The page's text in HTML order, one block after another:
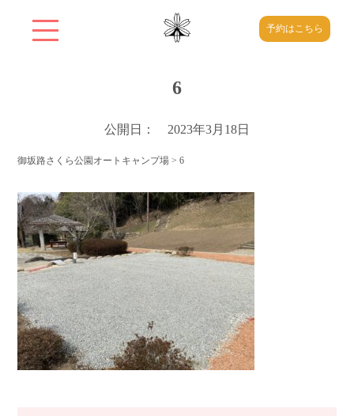
予約はこちら
6
公開日： 2023年3月18日
御坂路さくら公園オートキャンプ場 >6